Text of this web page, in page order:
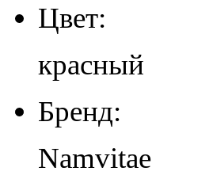
Цвет:
красный
Бренд:
Namvitae